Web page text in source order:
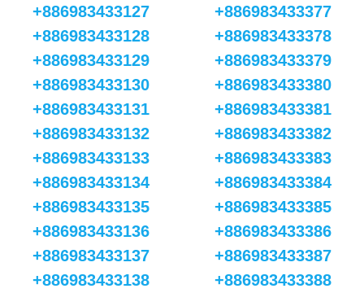
+886983433127
+886983433128
+886983433129
+886983433130
+886983433131
+886983433132
+886983433133
+886983433134
+886983433135
+886983433136
+886983433137
+886983433138
+886983433377
+886983433378
+886983433379
+886983433380
+886983433381
+886983433382
+886983433383
+886983433384
+886983433385
+886983433386
+886983433387
+886983433388